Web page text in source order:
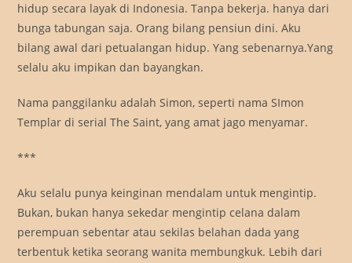
hidup secara layak di Indonesia. Tanpa bekerja. hanya dari
bunga tabungan saja. Orang bilang pensiun dini. Aku
bilang awal dari petualangan hidup. Yang sebenarnya.Yang
selalu aku impikan dan bayangkan.
Nama panggilanku adalah Simon, seperti nama SImon
Templar di serial The Saint, yang amat jago menyamar.
***
Aku selalu punya keinginan mendalam untuk mengintip.
Bukan, bukan hanya sekedar mengintip celana dalam
perempuan sebentar atau sekilas belahan dada yang
terbentuk ketika seorang wanita membungkuk. Lebih dari